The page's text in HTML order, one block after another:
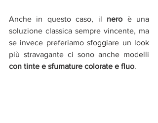
Anche in questo caso, il nero è una
soluzione classica sempre vincente, ma
se invece preferiamo sfoggiare un look
con tinte e sfumature colorate e fluo.